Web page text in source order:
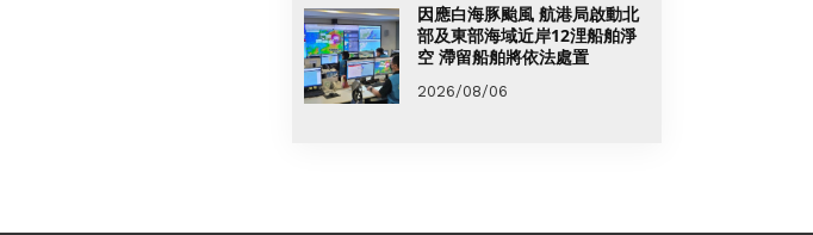
因應白海豚颱風 航港局啟動北
部及東部海域近岸12浬船舶淨
空 滯留船舶將依法處置
2026/08/06